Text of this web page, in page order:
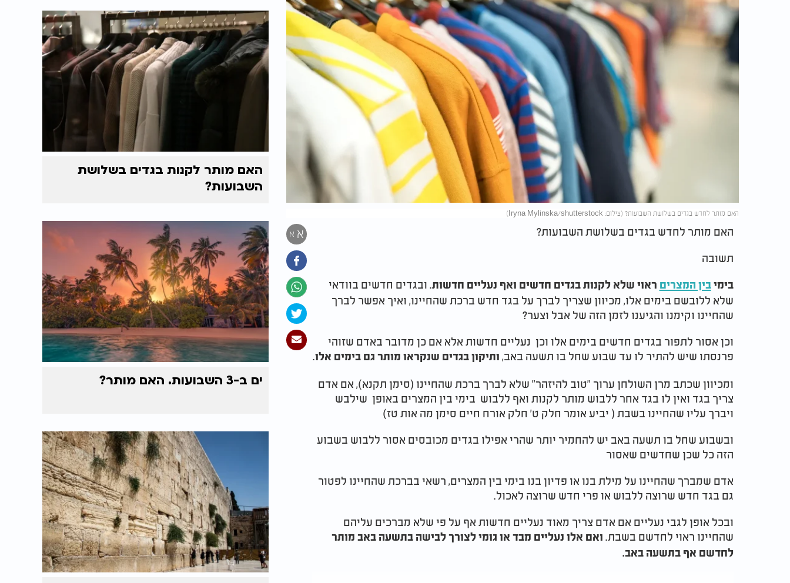
האם מותר לחדש בגדים בשלושת השבועות? (צילום: Iryna Mylinska/shutterstock)
א א
האם מותר לחדש בגדים בשלושת השבועות?
תשובה
בימיבין המצרים ראוי שלא לקנות בגדים חדשים ואף נעליים חדשות. ובגדים חדשים בוודאי
שלא ללובשם בימים אלו, מכיוון שצריך לברך על בגד חדש ברכת שהחיינו, ואיך אפשר לברך
שהחיינו וקימנו והגיענו לזמן הזה של אבל וצער?
וכן אסור לתפור בגדים חדשים בימים אלו וכן נעליים חדשות אלא אם כן מדובר באדם שזוהי
פרנסתו שיש להתיר לו עד שבוע שחל בו תשעה באב, ותיקון בגדים שנקראו מותר גם בימים אלו.
ומכיוון שכתב מרן השולחן ערוך "טוב להיזהר" שלא לברך ברכת שהחיינו (סימן תקנא), אם אדם
צריך בגד ואין לו בגד אחר ללבוש מותר לקנות ואף ללבוש בימי בין המצרים באופן שילבש
ויברך עליו שהחיינו בשבת ( יביע אומר חלק ט' חלק אורח חיים סימן מה אות טז)
ובשבוע שחל בו תשעה באב יש להחמיר יותר שהרי אפילו בגדים מכובסים אסור ללבוש בשבוע
הזה כל שכן שחדשים שאסור
אדם שמברך שהחיינו על מילת בנו או פדיון בנו בימי בין המצרים, רשאי בברכת שהחיינו לפטור
גם בגד חדש שרוצה ללבוש או פרי חדש שרוצה לאכול.
ובכל אופן לגבי נעליים אם אדם צריך מאוד נעליים חדשות אף על פי שלא מברכים עליהם
שהחיינו ראוי לחדשם בשבת. ואם אלו נעליים מבד או גומי לצורך לבישה בתשעה באב מותר
לחדשם אף בתשעה באב.
האם מותר לקנות בגדים בשלושת
השבועות?
ים ב-3 השבועות. האם מותר?